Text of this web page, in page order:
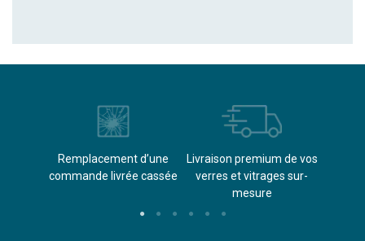
Remplacement d’une
commande livrée cassée​
Livraison premium de vos
verres et vitrages sur-
mesure